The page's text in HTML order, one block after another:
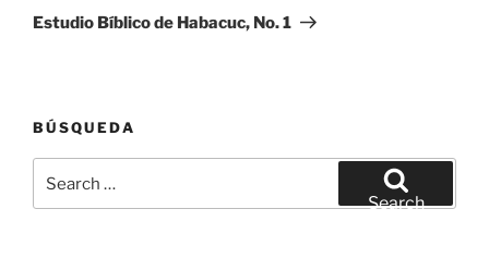
Post
Estudio Bíblico de Habacuc, No. 1
BÚSQUEDA
for:
Search